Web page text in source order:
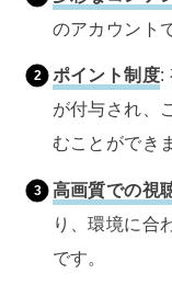
のアカウント
ポイント制度:
が付与され、
むことができ
高画質での視
り、環境に合
です。